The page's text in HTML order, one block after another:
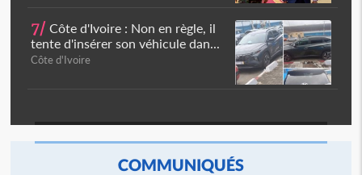
7/ Côte d'Ivoire : Non en règle, il
tente d'insérer son véhicule dan...
Côte d'Ivoire
COMMUNIQUÉS